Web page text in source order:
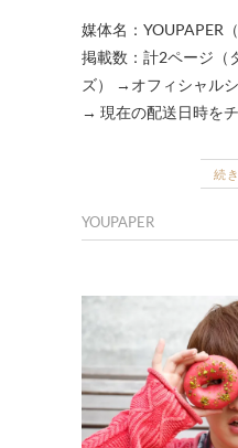
媒体名：YOUPAPER
掲載数：計2ページ（
ズ） →オフィシャル
→ 現在の配送日時を
続
YOUPAPER